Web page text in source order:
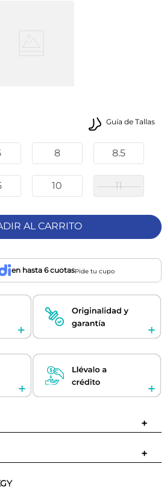
Guía de Tallas
10 11
8 8.5
AL CARRITO
en hasta 6 cuotasPide tu cupo
+
+